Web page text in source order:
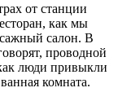
от станции
как мы
салон. В
проводной
люди привыкли
комната.